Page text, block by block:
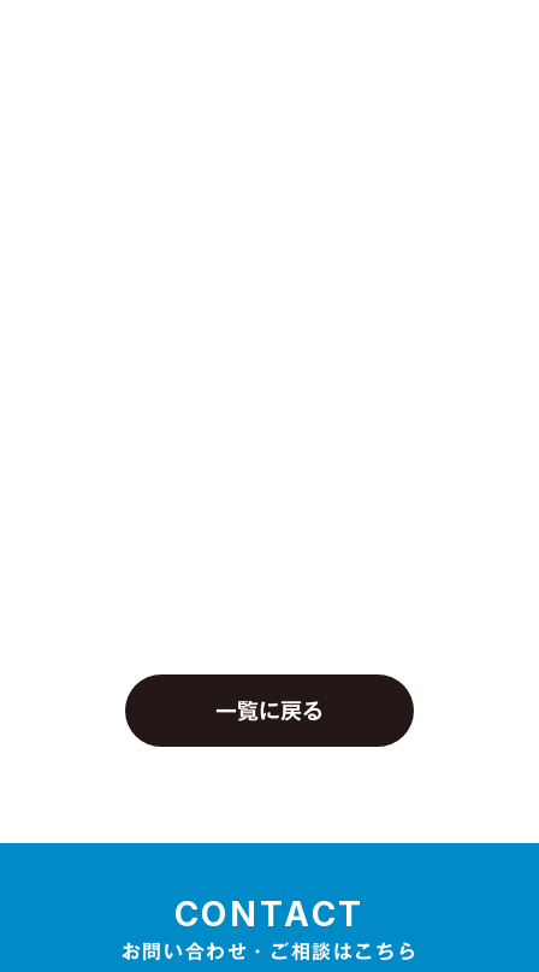
一覧に戻る
CONTACT
お問い合わせ・ご相談はこちら